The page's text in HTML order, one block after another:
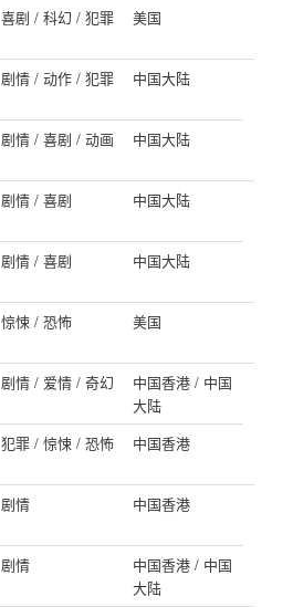
喜剧 / 科幻 / 犯罪 美国
剧情 / 动作 / 犯罪 中国大陆
剧情 / 喜剧 / 动画 中国大陆
剧情 / 喜剧 中国大陆
剧情 / 喜剧 中国大陆
惊悚 / 恐怖 美国
剧情 / 爱情 / 奇幻
中国香港 / 中国
大陆
犯罪 / 惊悚 / 恐怖 中国香港
剧情 中国香港
剧情
中国香港 / 中国
大陆